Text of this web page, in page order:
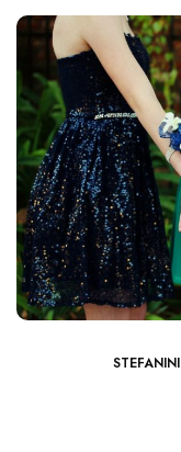
STEFANINI